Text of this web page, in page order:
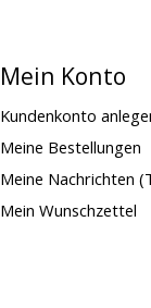
Mein Konto
Kundenkonto
Meine Bestellungen
Meine Nachrichten
Mein Wunschzettel